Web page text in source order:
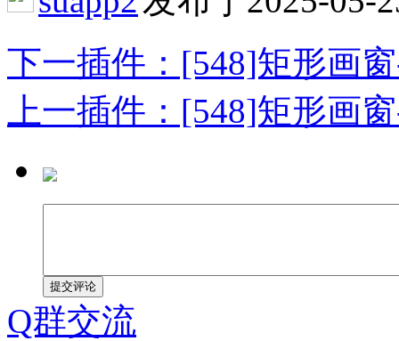
下一插件：[548]矩形画
上一插件：[548]矩形画
提交评论
Q群交流